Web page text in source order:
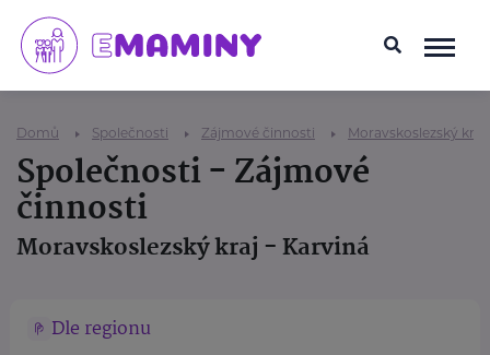
Domů Společnosti Zájmové činnosti Moravskoslezský kraj
Společnosti - Zájmové
činnosti
Moravskoslezský kraj - Karviná
Dle regionu